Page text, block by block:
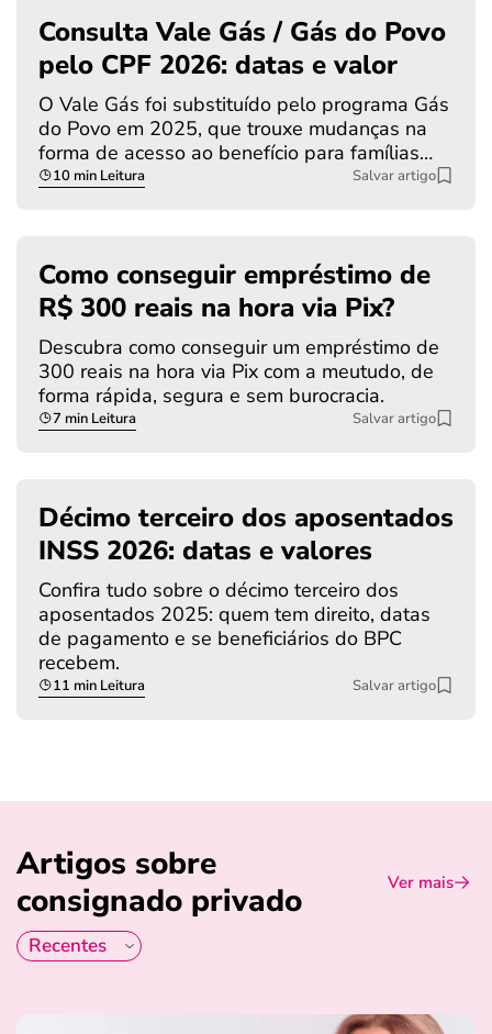
Consulta Vale Gás / Gás do Povo
pelo CPF 2026: datas e valor
O Vale Gás foi substituído pelo programa Gás
do Povo em 2025, que trouxe mudanças na
forma de acesso ao benefício para famílias…
10 min Leitura Salvar artigo
Como conseguir empréstimo de
R$ 300 reais na hora via Pix?
Descubra como conseguir um empréstimo de
300 reais na hora via Pix com a meutudo, de
forma rápida, segura e sem burocracia.
7 min Leitura Salvar artigo
Décimo terceiro dos aposentados
INSS 2026: datas e valores
Confira tudo sobre o décimo terceiro dos
aposentados 2025: quem tem direito, datas
de pagamento e se beneficiários do BPC
recebem.
11 min Leitura Salvar artigo
Artigos sobre
consignado privado
Ver mais